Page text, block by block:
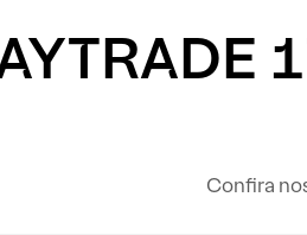
Confira